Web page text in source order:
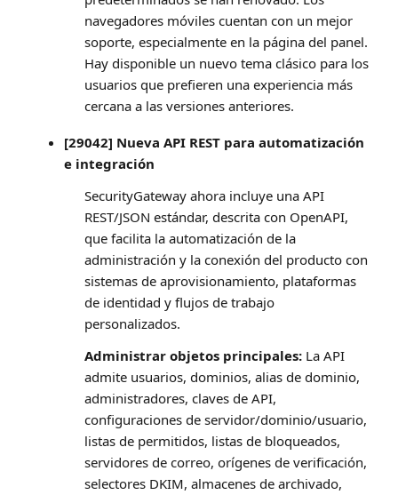
navegadores móviles cuentan con un mejor
soporte, especialmente en la página del panel.
Hay disponible un nuevo tema clásico para los
usuarios que prefieren una experiencia más
cercana a las versiones anteriores.
[29042] Nueva API REST para automatización
e integración
SecurityGateway ahora incluye una API
REST/JSON estándar, descrita con OpenAPI,
que facilita la automatización de la
administración y la conexión del producto con
sistemas de aprovisionamiento, plataformas
de identidad y flujos de trabajo
personalizados.
Administrar objetos principales:La API
admite usuarios, dominios, alias de dominio,
administradores, claves de API,
configuraciones de servidor/dominio/usuario,
listas de permitidos, listas de bloqueados,
servidores de correo, orígenes de verificación,
selectores DKIM, almacenes de archivado,